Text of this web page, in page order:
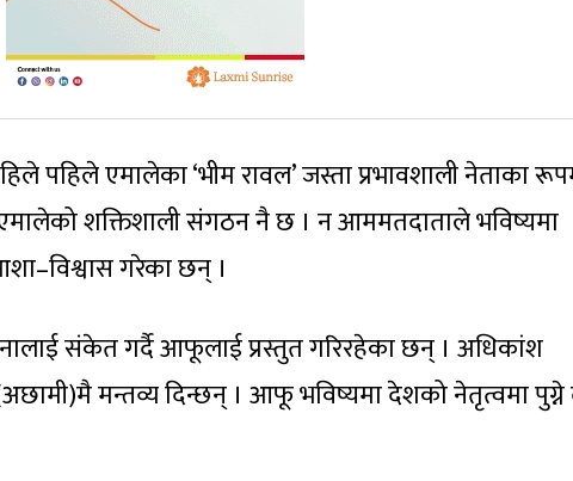
पहिले एमालेका ‘भीम रावल’ जस्ता प्रभावशाली नेताका
शक्तिशाली संगठन नै छ । न आममतदाताले भविष्यमा
गरेका छन् ।
संकेत गर्दै आफूलाई प्रस्तुत गरिरहेका छन् । अधिकांश
मन्तव्य दिन्छन् । आफू भविष्यमा देशको नेतृत्वमा पुग्ने